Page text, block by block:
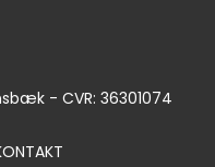
- CVR: 36301074